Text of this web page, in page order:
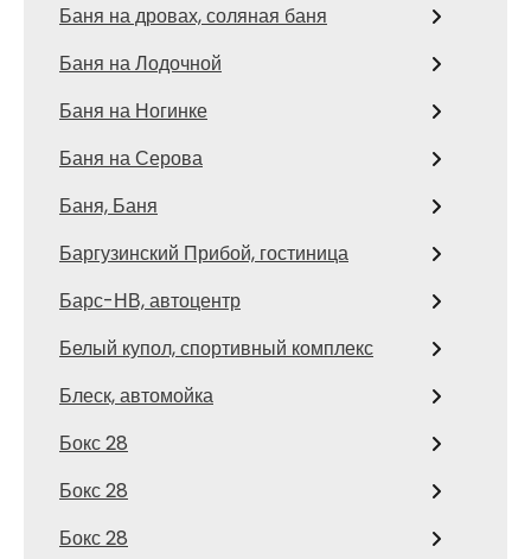
Баня на дровах, соляная баня
Баня на Лодочной
Баня на Ногинке
Баня на Серова
Баня, Баня
Баргузинский Прибой, гостиница
Барс-НВ, автоцентр
Белый купол, спортивный комплекс
Блеск, автомойка
Бокс 28
Бокс 28
Бокс 28